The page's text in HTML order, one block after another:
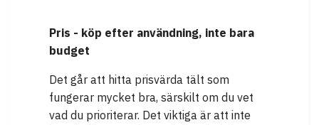
Pris - köp efter användning, inte bara
budget
Det går att hitta prisvärda tält som
fungerar mycket bra, särskilt om du vet
vad du prioriterar. Det viktiga är att inte